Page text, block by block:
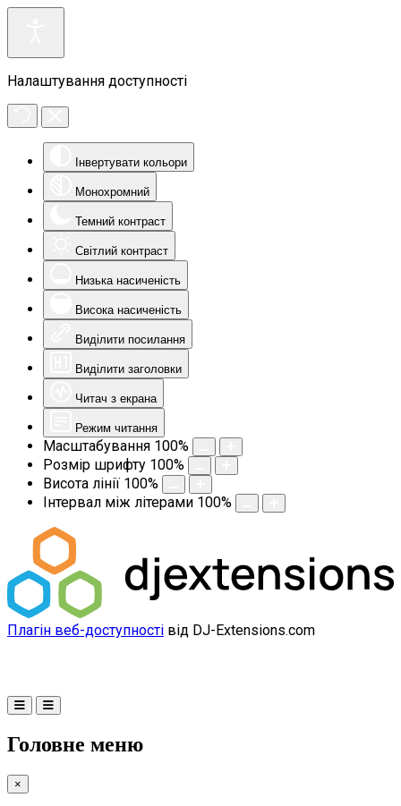
Налаштування доступності
Інвертувати кольори
Монохромний
Темний контраст
Світлий контраст
Низька насиченість
Висока насиченість
Виділити посилання
Виділити заголовки
Читач з екрана
Режим читання
Масштабування 100%
Розмір шрифту 100%
Висота лінії 100%
Інтервал між літерами 100%
Плагін веб-доступності від DJ-Extensions.com
Головне меню
×